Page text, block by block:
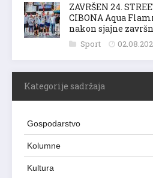
ZAVRŠEN 24.
CIBONA Aqua
nakon sjajne
Sport
Kategorije sadržaja
Gospodarstvo
Kolumne
Kultura